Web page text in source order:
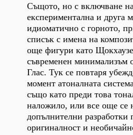
Същото, но с включване
експериментална и друга
идиоматично с горното,
списък с имена на
още фигури като
съвременен минимализъм
Глас. Тук се повтаря
момент атоналната
също като преди това
наложило, или все още се
допълнителни разработки
оригиналност и